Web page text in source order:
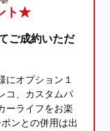
ト★
ご成約いただ
にオプション１
コ、カスタムパ
ーライフをお楽
ンとの併用は出